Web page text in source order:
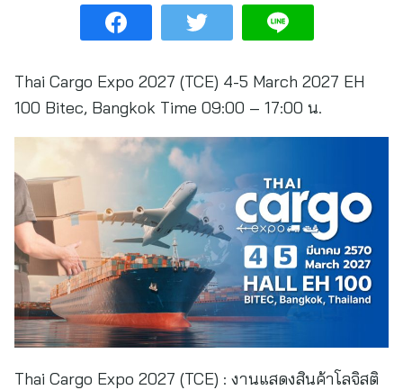
Thai Cargo Expo 2027 (TCE) 4-5 March 2027 EH
100 Bitec, Bangkok Time 09:00 – 17:00 น.
Thai Cargo Expo 2027 (TCE) : งานแสดงสินค้าโลจิสติ